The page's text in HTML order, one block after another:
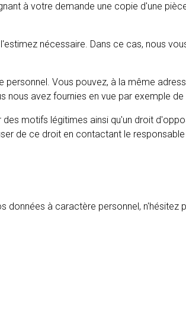
à votre demande une copie d'une
nécessaire. Dans ce cas, nous
Vous pouvez, à la même
avez fournies en vue par exemple
motifs légitimes ainsi qu'un droit
de ce droit en contactant le
données à caractère personnel,